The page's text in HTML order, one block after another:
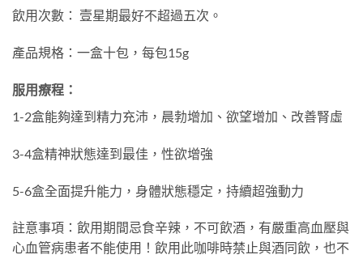
飲用次數： 壹星期最好不超過五次。
產品規格：一盒十包，每包15g
服用療程：
1-2盒能夠達到精力充沛，晨勃增加、欲望增加、改善腎虛
3-4盒精神狀態達到最佳，性欲增強
5-6盒全面提升能力，身體狀態穩定，持續超強動力
註意事項：飲用期間忌食辛辣，不可飲酒，有嚴重高血壓與
心血管病患者不能使用！飲用此咖啡時禁止與酒同飲，也不